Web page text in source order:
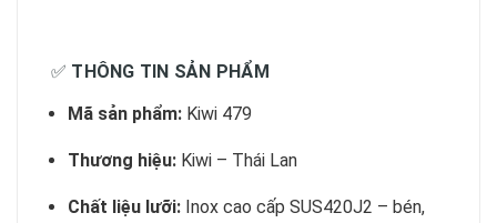
✅ THÔNG TIN SẢN PHẨM
Mã sản phẩm: Kiwi 479
Thương hiệu: Kiwi – Thái Lan
Chất liệu lưỡi: Inox cao cấp SUS420J2 – bén,